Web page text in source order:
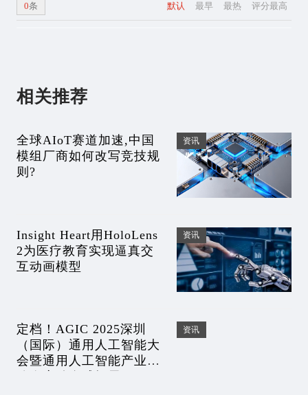
默认 最早 最热 评分最高
0条
相关推荐
全球AIoT赛道加速,中国
模组厂商如何改写竞技规
则?
资讯
Insight Heart用HoloLens
2为医疗教育实现逼真交
互动画模型
资讯
定档！AGIC 2025深圳
（国际）通用人工智能大
会暨通用人工智能产业博
资讯